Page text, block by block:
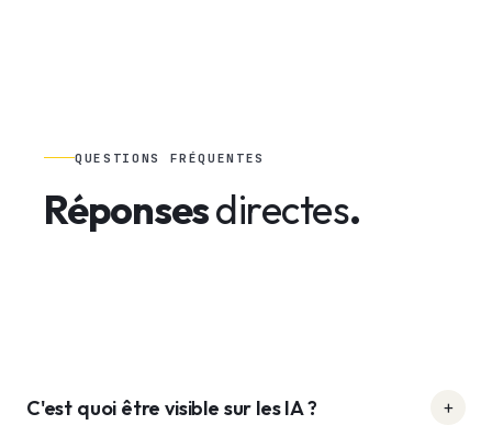
QUESTIONS FRÉQUENTES
Réponsesdirectes.
C'est quoi être visible sur les IA ?